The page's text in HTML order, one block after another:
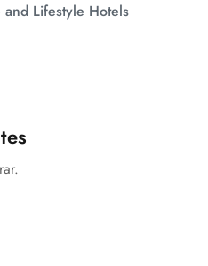
Lifestyle Hotels